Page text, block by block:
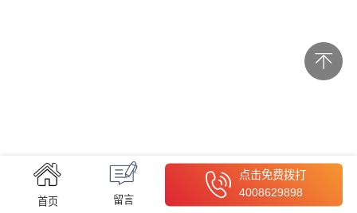
首页 留言
点击免费拨打
4008629898